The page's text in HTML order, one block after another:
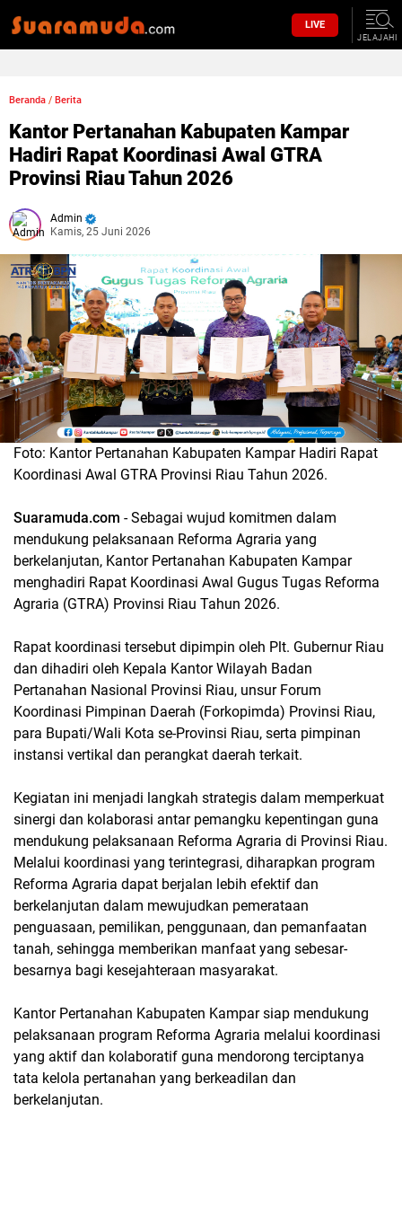
LIVE
JELAJAHI
Beranda / Berita
Kantor Pertanahan Kabupaten Kampar
Hadiri Rapat Koordinasi Awal GTRA
Provinsi Riau Tahun 2026
Admin
Kamis, 25 Juni 2026
Foto: Kantor Pertanahan Kabupaten Kampar Hadiri Rapat
Koordinasi Awal GTRA Provinsi Riau Tahun 2026.
Suaramuda.com - Sebagai wujud komitmen dalam
mendukung pelaksanaan Reforma Agraria yang
berkelanjutan, Kantor Pertanahan Kabupaten Kampar
menghadiri Rapat Koordinasi Awal Gugus Tugas Reforma
Agraria (GTRA) Provinsi Riau Tahun 2026.
Rapat koordinasi tersebut dipimpin oleh Plt. Gubernur Riau
dan dihadiri oleh Kepala Kantor Wilayah Badan
Pertanahan Nasional Provinsi Riau, unsur Forum
Koordinasi Pimpinan Daerah (Forkopimda) Provinsi Riau,
para Bupati/Wali Kota se-Provinsi Riau, serta pimpinan
instansi vertikal dan perangkat daerah terkait.
Kegiatan ini menjadi langkah strategis dalam memperkuat
sinergi dan kolaborasi antar pemangku kepentingan guna
mendukung pelaksanaan Reforma Agraria di Provinsi Riau.
Melalui koordinasi yang terintegrasi, diharapkan program
Reforma Agraria dapat berjalan lebih efektif dan
berkelanjutan dalam mewujudkan pemerataan
penguasaan, pemilikan, penggunaan, dan pemanfaatan
tanah, sehingga memberikan manfaat yang sebesar-
besarnya bagi kesejahteraan masyarakat.
Kantor Pertanahan Kabupaten Kampar siap mendukung
pelaksanaan program Reforma Agraria melalui koordinasi
yang aktif dan kolaboratif guna mendorong terciptanya
tata kelola pertanahan yang berkeadilan dan
berkelanjutan.